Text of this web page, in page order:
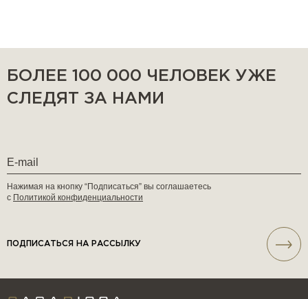
БОЛЕЕ 100 000 ЧЕЛОВЕК УЖЕ
СЛЕДЯТ ЗА НАМИ
Нажимая на кнопку “Подписаться” вы соглашаетесь
с Политикой конфиденциальности
ПОДПИСАТЬСЯ НА РАССЫЛКУ